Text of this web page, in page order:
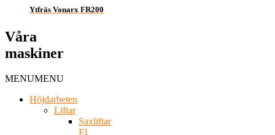
Ytfräs Vonarx FR200
Våra
maskiner
MENUMENU
Höjdarbeten
Liftar
Saxliftar
El